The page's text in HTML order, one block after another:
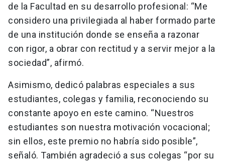
de la Facultad en su desarrollo profesional: “Me
considero una privilegiada al haber formado parte
de una institución donde se enseña a razonar
con rigor, a obrar con rectitud y a servir mejor a la
sociedad”, afirmó.
Asimismo, dedicó palabras especiales a sus
estudiantes, colegas y familia, reconociendo su
constante apoyo en este camino. “Nuestros
estudiantes son nuestra motivación vocacional;
sin ellos, este premio no habría sido posible”,
señaló. También agradeció a sus colegas “por su